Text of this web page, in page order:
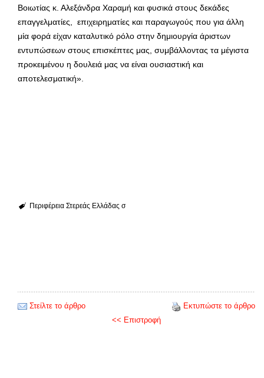
Βοιωτίας κ. Αλεξάνδρα Χαραμή και φυσικά στους δεκάδες
επαγγελματίες, επιχειρηματίες και παραγωγούς που για άλλη
μία φορά είχαν καταλυτικό ρόλο στην δημιουργία άριστων
εντυπώσεων στους επισκέπτες μας, συμβάλλοντας τα μέγιστα
προκειμένου η δουλειά μας να είναι ουσιαστική και
αποτελεσματική».
Περιφέρεια Στερεάς Ελλάδας σ
Στείλτε το άρθρο
Εκτυπώστε το άρθρο
<< Επιστροφή